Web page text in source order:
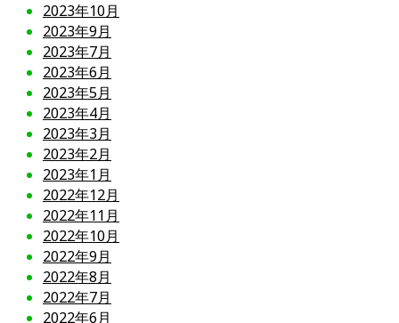
2023年10月
2023年9月
2023年7月
2023年6月
2023年5月
2023年4月
2023年3月
2023年2月
2023年1月
2022年12月
2022年11月
2022年10月
2022年9月
2022年8月
2022年7月
2022年6月